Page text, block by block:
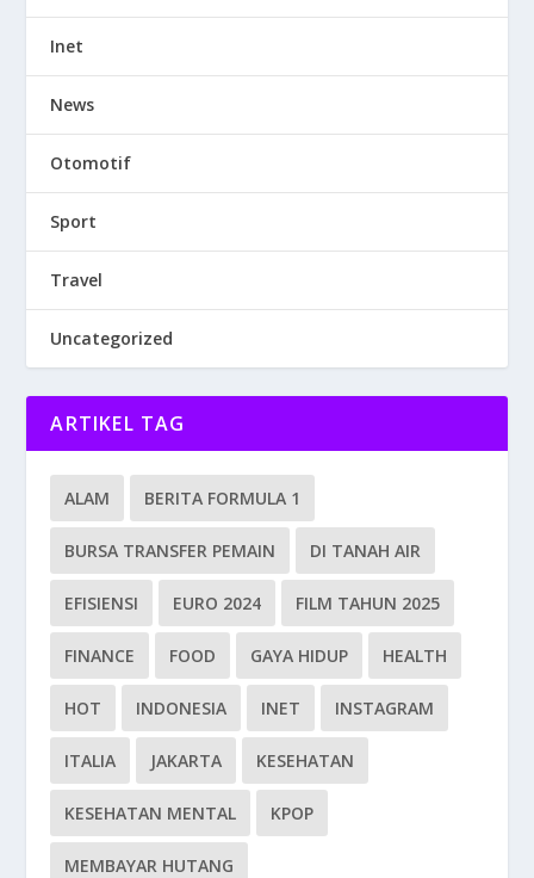
Inet
News
Otomotif
Sport
Travel
Uncategorized
ARTIKEL TAG
ALAM BERITA FORMULA 1
BURSA TRANSFER PEMAIN DI TANAH AIR
EFISIENSI EURO 2024 FILM TAHUN 2025
FINANCE FOOD GAYA HIDUP HEALTH
HOT INDONESIA INET INSTAGRAM
ITALIA JAKARTA KESEHATAN
KESEHATAN MENTAL KPOP
MEMBAYAR HUTANG